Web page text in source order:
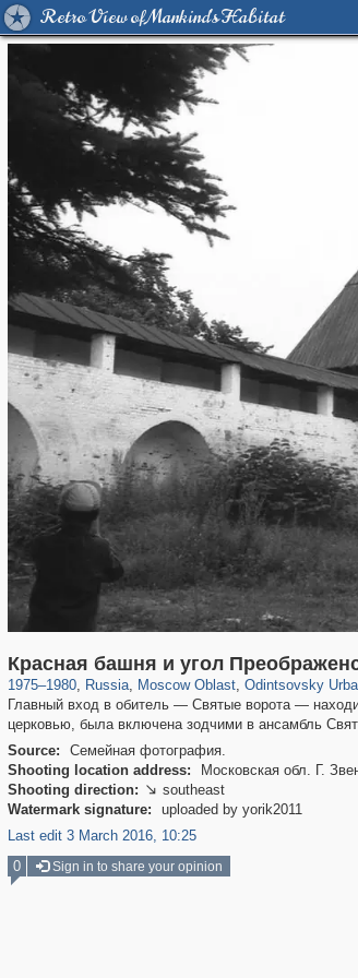
Retro View of Mankind's Habitat
Красная башня и угол
1975–1980, Russia
1,406,257 29,243
, Moscow Oblast
96,319 1,691
, Odintsovsky
7,042 194
Главный вход в обитель — Святые ворота —
церковью, была включена зодчими в ансамбль
Source:
Семейная фотография.
Shooting location address:
Московская обл. Г.
Shooting direction:  southeast
Watermark signature:
uploaded by yorik2011
Last edit 3 March 2016, 10:25
0 Sign in to share your opinion